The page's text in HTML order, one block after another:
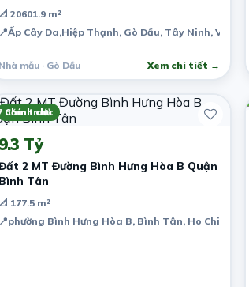
20601.9 m²
📍Ấp Cây Da,Hiệp Thạnh, Gò Dầu, Tây Ninh,
Nhà mẫu · Gò Dầu Xem chi tiết →
Vietnam
Chính chủ
năm trước
9.3 Tỷ
2 MT Đường Bình Hưng Hòa B Quận
Bình Tân
177.5 m²
📍phường Bình Hưng Hòa B, Bình Tân, Ho Chi Minh